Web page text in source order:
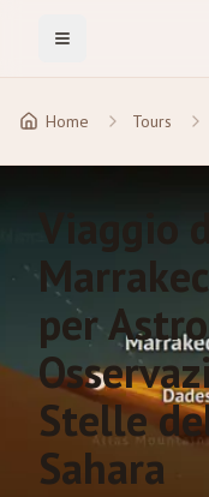
Toggle Menu
Home Tours
Viaggio
per
Stelle
Sahara